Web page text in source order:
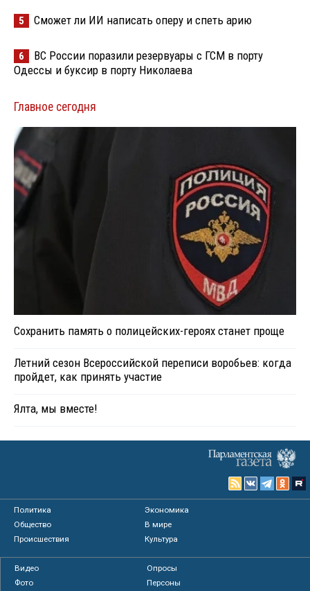
5 Сможет ли ИИ написать оперу и спеть арию
6
ВС России поразили резервуары с ГСМ в порту
Одессы и буксир в порту Николаева
Главное сегодня
Сохранить память о полицейских-героях станет проще
Летний сезон Всероссийской переписи воробьев: когда
пройдет, как принять участие
Ялта, мы вместе!
Политика
Экономика
Общество
В мире
Происшествия
Культура
Видео
Опросы
Фото
Персоны